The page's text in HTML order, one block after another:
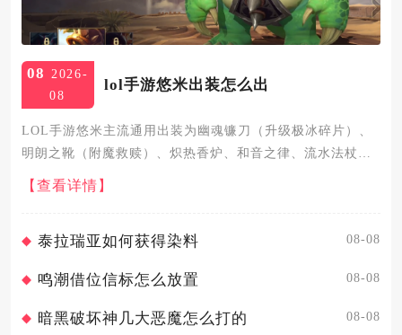
08
2026-
08
lol手游悠米出装怎么出
LOL手游悠米主流通用出装为幽魂镰刀（升级极冰碎片）、
明朗之靴（附魔救赎）、炽热香炉、和音之律、流水法杖、
冰晶节杖，搭配艾黎、法力流系带、忠诚、猎人天才符文，
召唤师技能携带治疗加虚弱，这套出装兼顾对线续航、队友
【查看详情】
泰拉瑞亚如何获得染料 08-08
鸣潮借位信标怎么放置 08-08
暗黑破坏神几大恶魔怎么打的 08-08